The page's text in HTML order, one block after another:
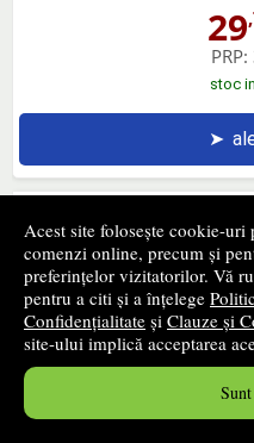
Acest site folosește cookie-uri
comenzi online, precum și
preferințelor vizitatorilor. Vă
pentru a citi și a înțelege
Confidențialitate și Clauze și
site-ului implică acceptarea
29
PRP:
stoc
➤
Marie
28